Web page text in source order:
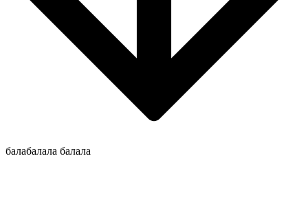
балабалала балала